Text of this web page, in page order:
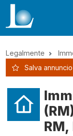
Legalmente
Salva annuncio